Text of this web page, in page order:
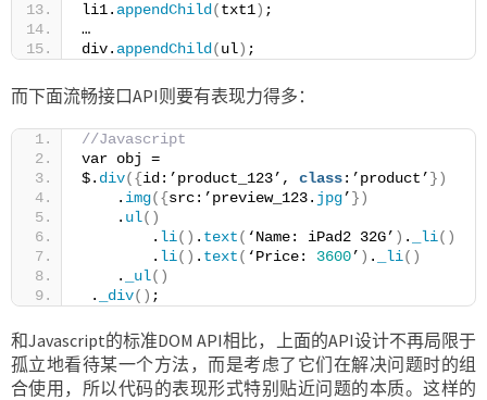
li1. appendChild (txt1) ;
…
div. appendChild (ul) ;
而下面流畅接口API则要有表现力得多：
//Javascript
var obj =
$. div({id:’product_123’, class:’product’})
    .
img({src:’preview_123. jpg’})
    .
ul()
        .
li() . text( ‘Name: iPad2 32G’ ) . _li()
        .
li() . text( ‘Price: 3600’ ) . _li()
    .
_ul()
.
_div() ;
和Javascript的标准DOM API相比，上面的API设计不再局限于
孤立地看待某一个方法，而是考虑了它们在解决问题时的组
合使用，所以代码的表现形式特别贴近问题的本质。这样的